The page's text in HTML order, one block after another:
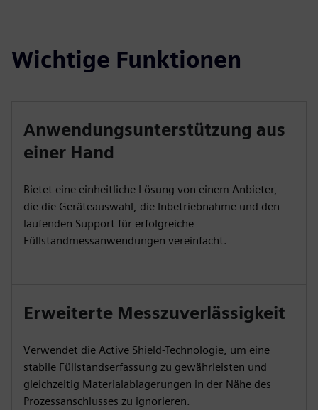
Wichtige Funktionen
Anwendungsunterstützung aus
einer Hand
Bietet eine einheitliche Lösung von einem Anbieter,
die die Geräteauswahl, die Inbetriebnahme und den
laufenden Support für erfolgreiche
Füllstandmessanwendungen vereinfacht.
Erweiterte Messzuverlässigkeit
Verwendet die Active Shield-Technologie, um eine
stabile Füllstandserfassung zu gewährleisten und
gleichzeitig Materialablagerungen in der Nähe des
Prozessanschlusses zu ignorieren.